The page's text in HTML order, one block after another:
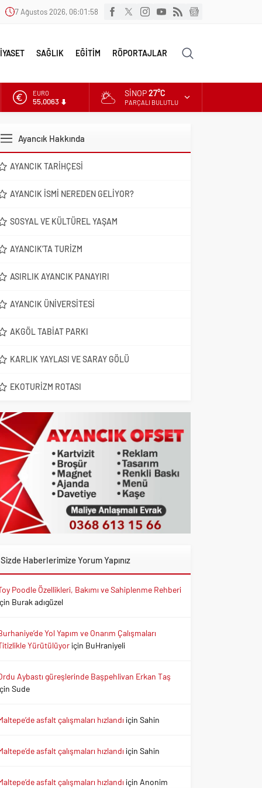
7 Ağustos 2026, 06:01:59
SAĞLIK EĞİTİM RÖPORTAJLAR
ALTIN
6.543,59
EURO
SINOP27°C
PARÇALI BULUTLU
Ayancık Hakkında
AYANCIK TARIHÇESI
AYANCIK İSMI NEREDEN GELIYOR?
SOSYAL VE KÜLTÜREL YAŞAM
AYANCIK’TA TURIZM
ASIRLIK AYANCIK PANAYIRI
AYANCIK ÜNIVERSITESI
AKGÖL TABIAT PARKI
KARLIK YAYLASI VE SARAY GÖLÜ
EKOTURIZM ROTASI
Sizde Haberlerimize Yorum Yapınız
Poodle Özellikleri, Bakımı ve Sahiplenme Rehberi
Burak adıgüzel
Yol Yapım ve Onarım Çalışmaları
Yürütülüyoriçin BuHraniyeli
Aybastı güreşlerinde Başpehlivan Erkan Taş
Sude
asfalt çalışmaları hızlandı içinSahin
asfalt çalışmaları hızlandı içinSahin
asfalt çalışmaları hızlandı için Anonim